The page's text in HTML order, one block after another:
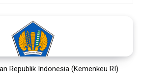
Republik Indonesia (Kemenkeu RI)